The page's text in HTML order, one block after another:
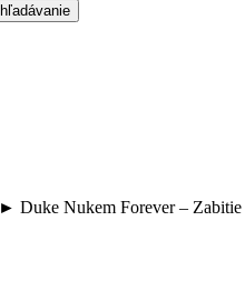
► Duke Nukem Forever –